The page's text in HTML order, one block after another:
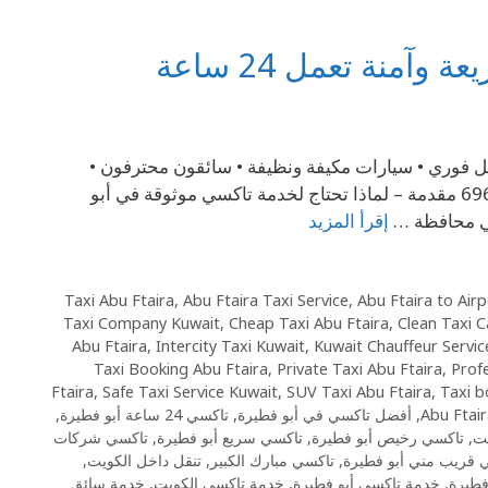
تعمل 24 ساعة
خدمة سريعة واحترافية على مدار 24 ساعة توصيل فوري • سيارات مكيفة ونظيفة • سائقون محترفون •
تغطية كاملة لمنطقة أبو فطيرة والمناطق المجاورة اتصل الآن – 69694241 مقدمة – لماذا تحتاج لخدمة تاكسي موثوقة في أبو
محافظة … إقرأ المزيد
,Abu Ftaira Taxi Service,Abu Ftaira to
Taxi Company Kuwait, Cheap Taxi Abu Ftaira, Clean Taxi
Abu Ftaira, Intercity Taxi Kuwait, Kuwait Chauffeur
Taxi Booking Abu Ftaira, Private Taxi Abu Ftaira,
Ftaira, Safe Taxi Service Kuwait, SUV Taxi Abu Ftaira, Taxi
Abu
, أفضل تاكسي في أبو فطيرة, تاكسي 24 ساعة أبو فطيرة
,
, تاكسي رخيص أبو فطيرة, تاكسي سريع أبو فطيرة, تاكسي شركات
قريب مني أبو فطيرة, تاكسي مبارك الكبير , تنقل داخل الكويت,
, خدمة تاكسي أبو فطيرة, خدمة تاكسي الكويت, خدمة سائق